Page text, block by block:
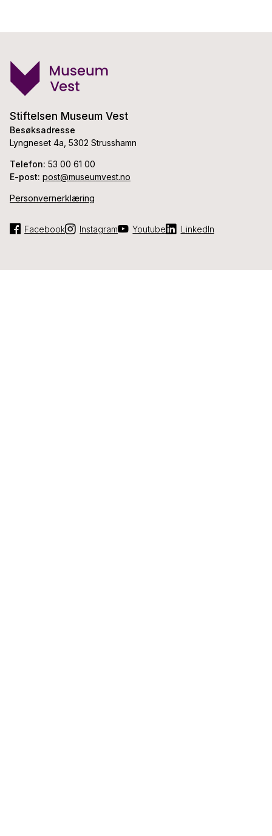
Stiftelsen Museum Vest
Besøksadresse
Lyngneset 4a, 5302 Strusshamn
Telefon: 53 00 61 00
E-post: post@museumvest.no
Personvernerklæring
Facebook Instagram Youtube LinkedIn